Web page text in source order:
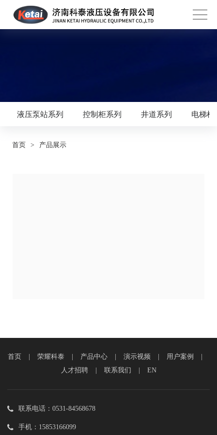
液压泵站系列 控制柜系列 井道系列 电梯框
首页 > 产品展示
首页 荣耀科泰 产品中心 演示视频 用户案例
人才招聘
联系我们 EN
联系电话：0531-84568678
手机：15853166099